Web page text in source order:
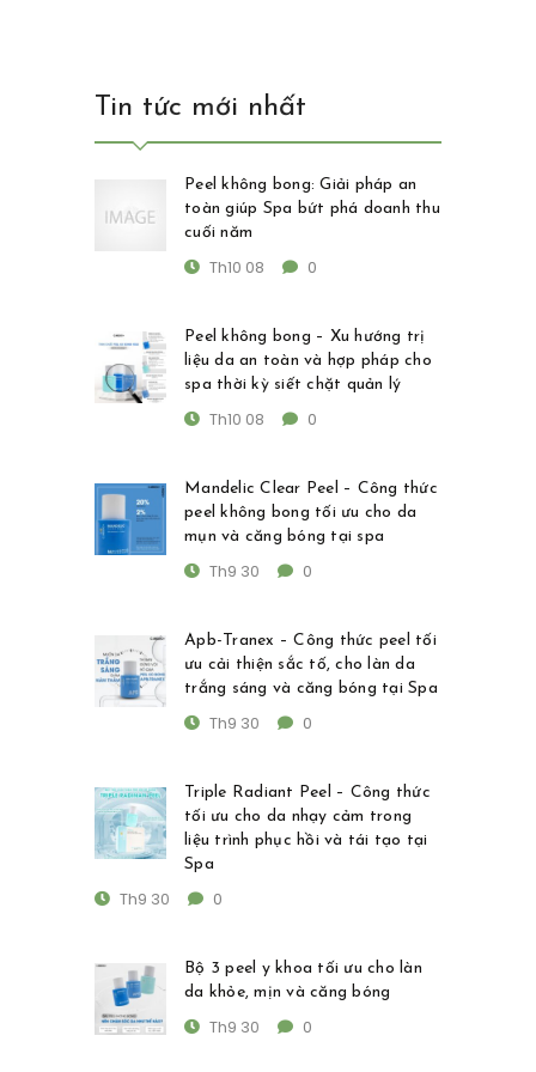
Tin tức mới nhất
Peel không bong: Giải pháp an
toàn giúp Spa bứt phá doanh thu
cuối năm
Th10 08 0
Peel không bong – Xu hướng trị
liệu da an toàn và hợp pháp cho
spa thời kỳ siết chặt quản lý
Th10 08 0
Mandelic Clear Peel – Công thức
peel không bong tối ưu cho da
mụn và căng bóng tại spa
Th9 30 0
Apb-Tranex – Công thức peel tối
ưu cải thiện sắc tố, cho làn da
trắng sáng và căng bóng tại Spa
Th9 30 0
Triple Radiant Peel – Công thức
tối ưu cho da nhạy cảm trong
liệu trình phục hồi và tái tạo tại
Spa
Th9 30 0
Bộ 3 peel y khoa tối ưu cho làn
da khỏe, mịn và căng bóng
Th9 30 0